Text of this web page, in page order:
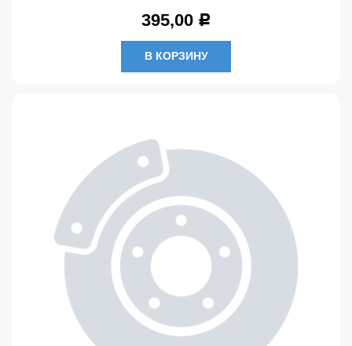
395,00 Р
В КОРЗИНУ